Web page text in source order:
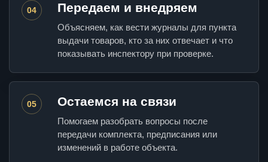
04 Передаем и внедряем
Объясняем, как вести журналы для пункта
выдачи товаров, кто за них отвечает и что
показывать инспектору при проверке.
05 Остаемся на связи
Помогаем разобрать вопросы после
передачи комплекта, предписания или
изменений в работе объекта.